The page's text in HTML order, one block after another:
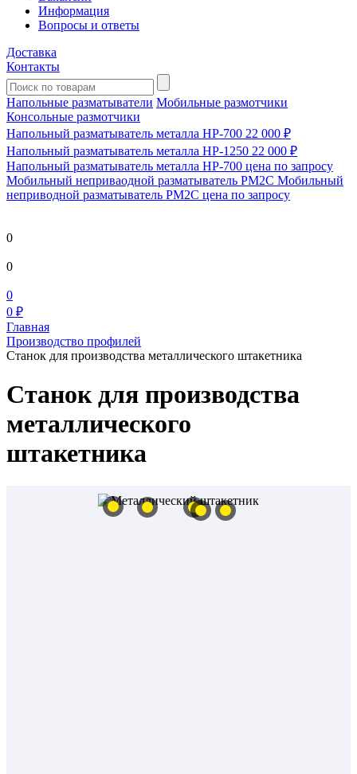
Информация
Вопросы и ответы
Доставка
Контакты
Напольные разматыватели Мобильные размотчики
Консольные размотчики
Напольный разматыватель металла HP-700 22 000 ₽
Напольный разматыватель металла HP-1250 22 000 ₽
Напольный разматыватель металла HP-700 цена по запросу
Мобильный непривaодной разматыватель РМ2С Мобильный
неприводной разматыватель РМ2С цена по запросу
0
0
0
0 ₽
Главная
Производство профилей
Станок для производства металлического штакетника
Станок для производства
металлического
штакетника